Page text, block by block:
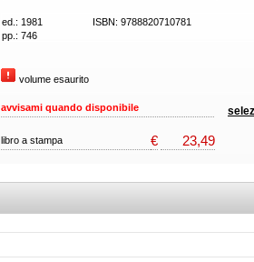
ed.: 1981
ISBN: 9788820710781
pp.: 746
volume esaurito
avvisami quando disponibile
libro a stampa € 23,49